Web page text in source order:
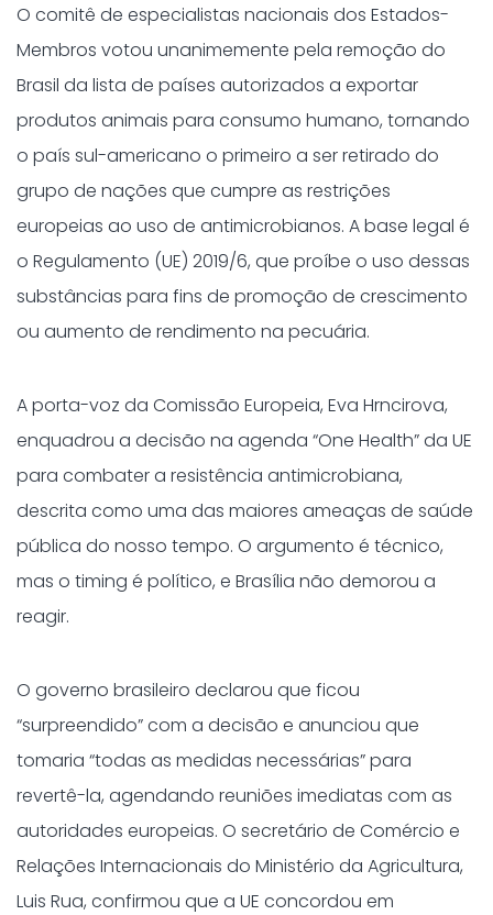
O comitê de especialistas nacionais dos Estados-
Membros votou unanimemente pela remoção do
Brasil da lista de países autorizados a exportar
produtos animais para consumo humano, tornando
o país sul-americano o primeiro a ser retirado do
grupo de nações que cumpre as restrições
europeias ao uso de antimicrobianos. A base legal é
o Regulamento (UE) 2019/6, que proíbe o uso dessas
substâncias para fins de promoção de crescimento
ou aumento de rendimento na pecuária.
A porta-voz da Comissão Europeia, Eva Hrncirova,
enquadrou a decisão na agenda “One Health” da UE
para combater a resistência antimicrobiana,
descrita como uma das maiores ameaças de saúde
pública do nosso tempo. O argumento é técnico,
mas o timing é político, e Brasília não demorou a
reagir.
O governo brasileiro declarou que ficou
“surpreendido” com a decisão e anunciou que
tomaria “todas as medidas necessárias” para
revertê-la, agendando reuniões imediatas com as
autoridades europeias. O secretário de Comércio e
Relações Internacionais do Ministério da Agricultura,
Luis Rua, confirmou que a UE concordou em